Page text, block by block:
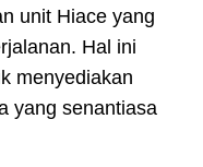
unit Hiace yang
Hal ini
menyediakan
yang senantiasa